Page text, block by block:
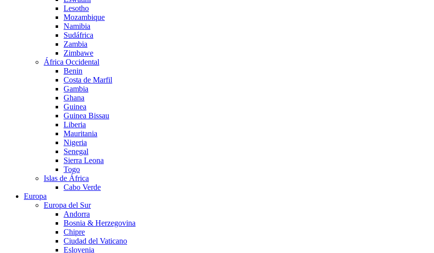
Lesotho
Mozambique
Namibia
Sudáfrica
Zambia
Zimbawe
África Occidental
Benin
Costa de Marfil
Gambia
Ghana
Guinea
Guinea Bissau
Liberia
Mauritania
Nigeria
Senegal
Sierra Leona
Togo
Islas de África
Cabo Verde
Europa
Europa del Sur
Andorra
Bosnia & Herzegovina
Chipre
Ciudad del Vaticano
Eslovenia